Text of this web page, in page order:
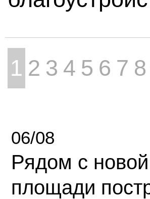
1 2 3 4 5 6 7 8
06/08
Рядом с
площади